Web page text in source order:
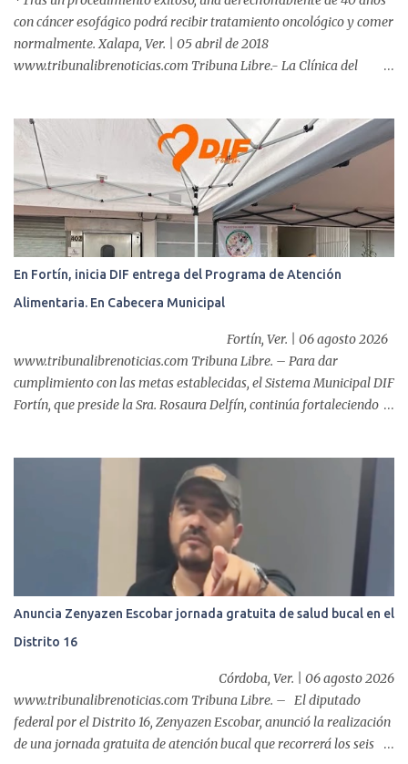
con cáncer esofágico podrá recibir tratamiento oncológico y comer
normalmente. Xalapa, Ver. | 05 abril de 2018
www.tribunalibrenoticias.com Tribuna Libre.- La Clínica del
incluyen endoscopia, colonoscopia y colangiopancreatografía
retrógrada endoscópica (CPRE), con equipo de alta tecnología de
videoendoscopia gástrica y con especialistas certificados. Además
se cuenta con endoscopios de última tecnología que permiten
diagnósticos con mayor certeza y sin dolor para el paciente, a
través de la atención de un equipo de profesionales
multidisciplinario: tres endoscopistas, anestesiólogo y personal
auxiliar y de enfermería. En esta semana, se realizó un nuevo caso
de éxito, pues a través de la colocación de un stent metálico
esofágico, una derechohabiente con un tumor en el ...
En Fortín, inicia DIF entrega del Programa de Atención
Alimentaria. En Cabecera Municipal
Fortín, Ver. | 06 agosto 2026
www.tribunalibrenoticias.com Tribuna Libre. – Para dar
cumplimiento con las metas establecidas, el Sistema Municipal DIF
Fortín, que preside la Sra. Rosaura Delfín, continúa fortaleciendo
Días y Primera Infancia” que inició este miércoles en la cabecera
municipal. Se trata de una estrategia que busca contribuir al
desarrollo y la nutrición de niñas, niños y mujeres en esta
importante etapa de vida. Durante la jornada, en la explanada del
Súper Ahorros, el director del organismo asistencial, Lic. Carlos
Adiel Pereda, realizó un recorrido por las sedes de entre...
Anuncia Zenyazen Escobar jornada gratuita de salud bucal en el
Distrito 16
Córdoba, Ver. | 06 agosto 2026
www.tribunalibrenoticias.com Tribuna Libre. – El diputado
federal por el Distrito 16, Zenyazen Escobar, anunció la realización
de una jornada gratuita de atención bucal que recorrerá los seis